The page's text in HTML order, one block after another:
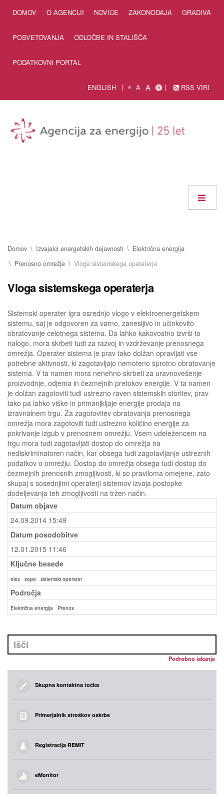
DOMOV O AGENCIJI NOVICE ZAKONODAJA GRADIVA
POSVETOVANJA ODLOČBE IN STALIŠČA
PODATKOVNI PORTAL
ENGLISH A A A RSS VIRI
Domov Izvajalci energetskih dejavnosti
Električna energija
Prenosno omrežje
Vloga sistemskega operaterja
Vloga sistemskega operaterja
Sistemski operater igra osrednjo vlogo v elektroenergetskem
sistemu, saj je odgovoren za varno, zanesljivo in učinkovito
obratovanje celotnega sistema. Da lahko kakovostno izvrši to
nalogo, mora skrbeti tudi za razvoj in vzdrževanje prenosnega
omrežja. Operater sistema je prav tako dolžan opravljati vse
potrebne aktivnosti, ki zagotavljajo nemoteno sprotno obratovanje
sistema. V ta namen mora nenehno skrbeti za uravnovešenje
proizvodnje, odjema in čezmejnih pretokov energije. V ta namen
je dolžan zagotoviti tudi ustrezno raven sistemskih storitev, prav
tako pa lahko viške in primanjkljaje energije prodaja na
izravnalnem trgu. Za zagotovitev obratovanja prenosnega
omrežja mora zagotoviti tudi ustrezno količino energije za
pokrivanje izgub v prenosnem omrežju. Vsem udeležencem na
trgu mora tudi zagotavljati dostop do omrežja na
nediskriminatoren način, kar obsega tudi zagotavljanje ustreznih
podatkov o omrežju. Dostop do omrežja obsega tudi dostop do
čezmejnih prenosnih zmogljivosti, ki so praviloma omejene, zato
skupaj s sosednjimi operaterji sistemov izvaja postopke
dodeljevanja teh zmogljivosti na tržen način.
Datum objave
24.09.2014 15:49
Datum posodobitve
12.01.2015 11:46
Ključne besede
eles sopo sistemski operater
Področja
Električna energija Prenos
Podrobno iskanje
Skupna kontaktna točka
Primerjalnik stroškov oskrbe
Registracija REMIT
eMonitor